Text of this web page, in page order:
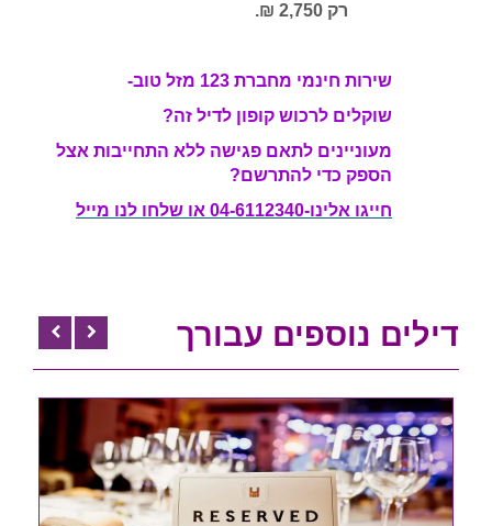
רק 2,750 ₪.
שירות חינמי מחברת 123 מזל טוב-
שוקלים לרכוש קופון לדיל זה?
מעוניינים לתאם פגישה ללא התחייבות אצל
הספק כדי להתרשם?
חייגו אלינו-04-6112340 או שלחו לנו מייל
דילים נוספים עבורך